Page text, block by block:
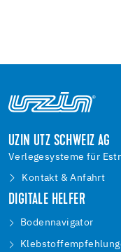
UZIN UTZ SCHWEIZ AG
Verlegesysteme für
Kontakt & Anfahrt
DIGITALE HELFER
Bodennavigator